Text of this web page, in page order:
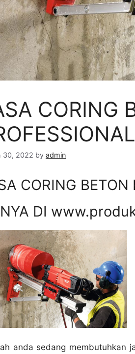
CORING
30, 2022 by admin
CORING
DI
anda sedang membutuhkan